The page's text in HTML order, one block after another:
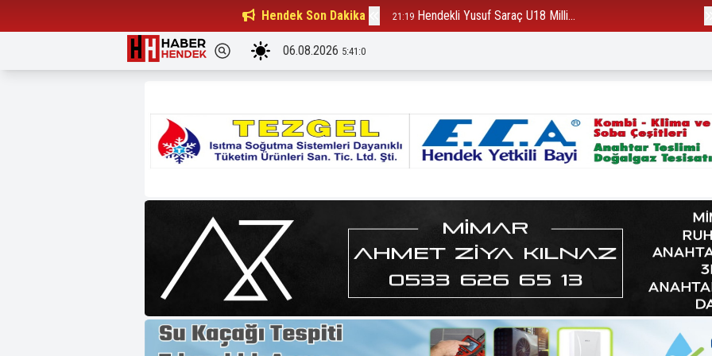
Hendek Son Dakika
Beşiktaşlılar Derneği Başkanı... 21:19 Hendekli Yusuf Saraç U18 Milli...
06.08.2026 5:41:2